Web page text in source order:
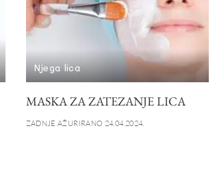
Njega lica
MASKA ZA ZATEZANJE LICA
ZADNJE AŽURIRANO 24.04.2024.